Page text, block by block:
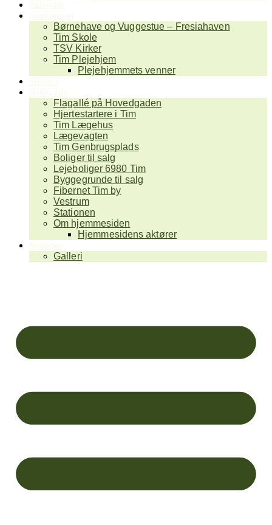
Børnehave og Vuggestue – Fresiahaven
Tim Skole
TSV Kirker
Tim Plejehjem
Plejehjemmets venner
Flagallé på Hovedgaden
Hjertestartere i Tim
Tim Lægehus
Lægevagten
Tim Genbrugsplads
Boliger til salg
Lejeboliger 6980 Tim
Byggegrunde til salg
Fibernet Tim by
Vestrum
Stationen
Om hjemmesiden
Hjemmesidens aktører
Galleri